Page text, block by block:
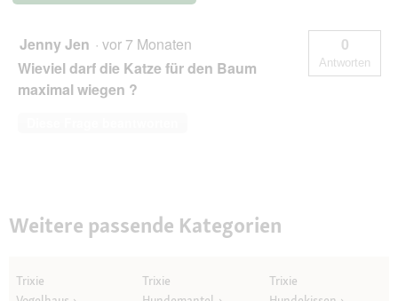
Jenny Jen · vor 7 Monaten
Wieviel darf die Katze für den Baum
maximal wiegen ?
0
Antworten
Weitere passende Kategorien
Trixie
Trixie
Trixie